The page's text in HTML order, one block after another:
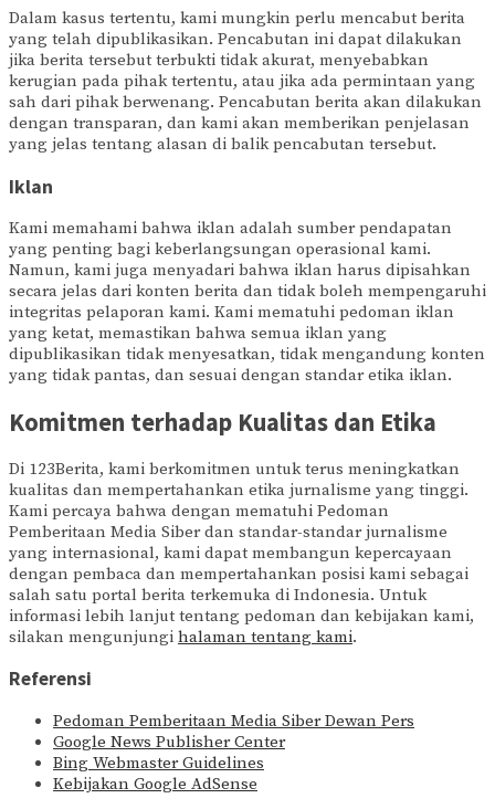
Dalam kasus tertentu, kami mungkin perlu mencabut berita
yang telah dipublikasikan. Pencabutan ini dapat dilakukan
jika berita tersebut terbukti tidak akurat, menyebabkan
kerugian pada pihak tertentu, atau jika ada permintaan yang
sah dari pihak berwenang. Pencabutan berita akan dilakukan
dengan transparan, dan kami akan memberikan penjelasan
yang jelas tentang alasan di balik pencabutan tersebut.
Iklan
Kami memahami bahwa iklan adalah sumber pendapatan
yang penting bagi keberlangsungan operasional kami.
Namun, kami juga menyadari bahwa iklan harus dipisahkan
secara jelas dari konten berita dan tidak boleh mempengaruhi
integritas pelaporan kami. Kami mematuhi pedoman iklan
yang ketat, memastikan bahwa semua iklan yang
dipublikasikan tidak menyesatkan, tidak mengandung konten
yang tidak pantas, dan sesuai dengan standar etika iklan.
Komitmen terhadap Kualitas dan Etika
Di 123Berita, kami berkomitmen untuk terus meningkatkan
kualitas dan mempertahankan etika jurnalisme yang tinggi.
Kami percaya bahwa dengan mematuhi Pedoman
Pemberitaan Media Siber dan standar-standar jurnalisme
yang internasional, kami dapat membangun kepercayaan
dengan pembaca dan mempertahankan posisi kami sebagai
salah satu portal berita terkemuka di Indonesia. Untuk
informasi lebih lanjut tentang pedoman dan kebijakan kami,
silakan mengunjungi halaman tentang kami.
Referensi
Pedoman Pemberitaan Media Siber Dewan Pers
Google News Publisher Center
Bing Webmaster Guidelines
Kebijakan Google AdSense